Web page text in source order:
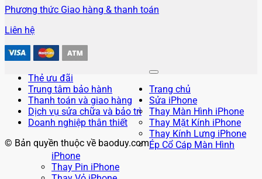
Phương thức Giao hàng & thanh toán
Liên hệ
Thẻ ưu đãi
Trung tâm bảo hành
Thanh toán và giao hàng
Dịch vụ sửa chữa và bảo trì
Doanh nghiệp thân thiết
© Bản quyền thuộc về baoduy.com
Trang chủ
Sửa iPhone
Thay Màn Hình iPhone
Thay Mặt Kính iPhone
Thay Kính Lưng iPhone
Ép Cổ Cáp Màn Hình
iPhone
Thay Pin iPhone